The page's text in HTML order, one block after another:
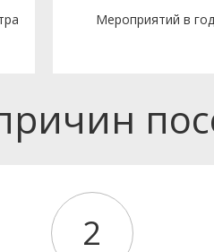
Мероприятий в год
2